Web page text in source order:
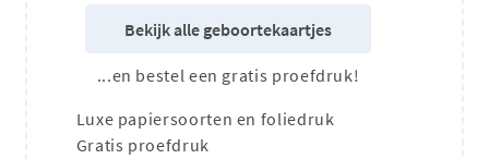
Bekijk alle geboortekaartjes
...en bestel een gratis proefdruk!
Luxe papiersoorten en foliedruk
Gratis proefdruk